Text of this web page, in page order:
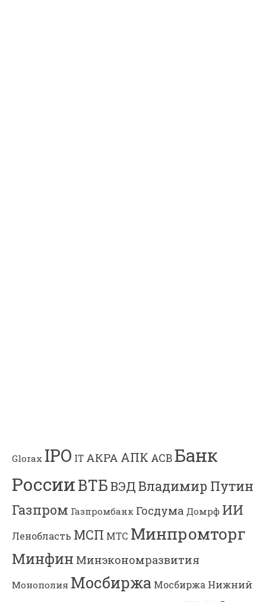
Glorax IPO IT АКРА АПК АСВБанк
РоссииВТБВЭДВладимир Путин
Газпром Газпромбанк Госдума Домрф ИИ
Ленобласть МСП МТС Минпромторг
Минфин Минэкономразвития
Монополия Мосбиржа Мосбиржа Нижний